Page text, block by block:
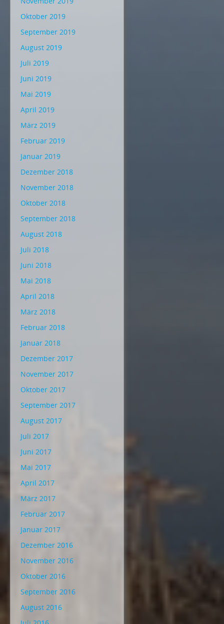
Oktober 2019
September 2019
August 2019
Juli 2019
Juni 2019
Mai 2019
April 2019
März 2019
Februar 2019
Januar 2019
Dezember 2018
November 2018
Oktober 2018
September 2018
August 2018
Juli 2018
Juni 2018
Mai 2018
April 2018
März 2018
Februar 2018
Januar 2018
Dezember 2017
November 2017
Oktober 2017
September 2017
August 2017
Juli 2017
Juni 2017
Mai 2017
April 2017
März 2017
Februar 2017
Januar 2017
Dezember 2016
November 2016
Oktober 2016
September 2016
August 2016